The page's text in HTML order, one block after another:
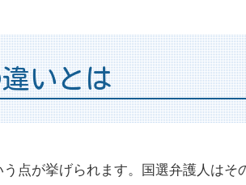
いとは
点が挙げられます。国選弁護人はそ